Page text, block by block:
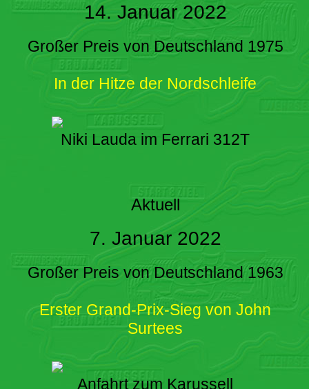
14. Januar 2022
Großer Preis von Deutschland 1975
In der Hitze der Nordschleife
Niki Lauda im Ferrari 312T
Aktuell
7. Januar 2022
Großer Preis von Deutschland 1963
Erster Grand-Prix-Sieg von John
Surtees
Anfahrt zum Karussell